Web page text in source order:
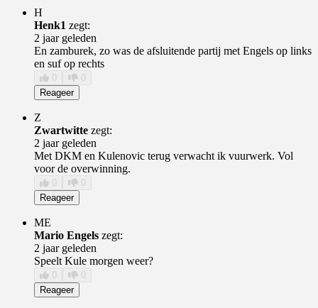
H
Henk1 zegt:
2 jaar geleden
En zamburek, zo was de afsluitende partij met Engels op links
en suf op rechts
0
0
Reageer
Z
Zwartwitte zegt:
2 jaar geleden
Met DKM en Kulenovic terug verwacht ik vuurwerk. Vol
voor de overwinning.
0
0
Reageer
ME
Mario Engels zegt:
2 jaar geleden
Speelt Kule morgen weer?
0
0
Reageer